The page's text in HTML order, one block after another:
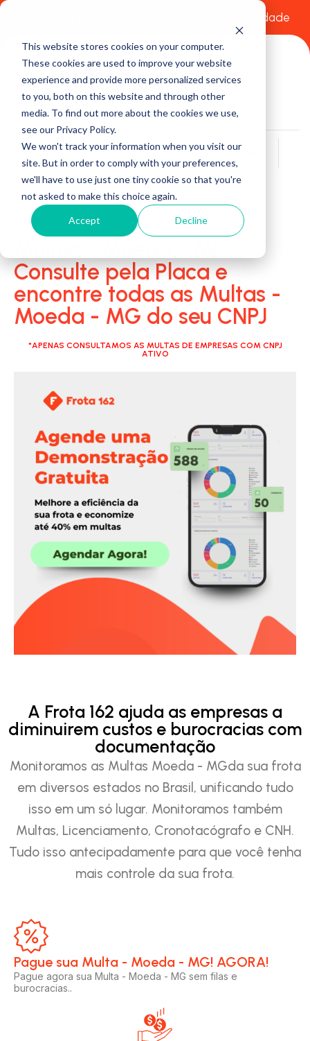
This website stores cookies on your computer.
These cookies are used to improve your website
experience and provide more personalized services
to you, both on this website and through other
media. To find out more about the cookies we use,
see our Privacy Policy.
We won't track your information when you visit our
site. But in order to comply with your preferences,
we'll have to use just one tiny cookie so that you're
not asked to make this choice again.
Accept Decline
Política de Privacidade
Buscar
Consulte pela Placa e
encontre todas as Multas -
Moeda - MG do seu CNPJ
*APENAS CONSULTAMOS AS MULTAS DE EMPRESAS COM CNPJ
ATIVO
A Frota 162 ajuda as empresas a
diminuirem custos e burocracias com
documentação
Monitoramos as Multas Moeda - MGda sua frota
em diversos estados no Brasil, unificando tudo
isso em um só lugar. Monitoramos também
Multas, Licenciamento, Cronotacógrafo e CNH.
Tudo isso antecipadamente para que você tenha
mais controle da sua frota.
Pague sua Multa - Moeda - MG! AGORA!​
Pague agora sua Multa - Moeda - MG sem filas e
burocracias..